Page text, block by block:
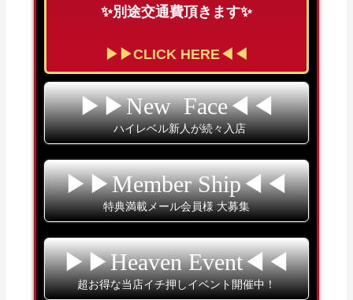
✨別途交通費頂きます✨
▶▶CLICK HERE◀◀
▶▶New Face◀◀
ハイレベル新人が続々入店
▶▶Member Ship◀◀
特典満載メール会員様 大募集
▶▶Heaven Event◀◀
超お得な当店イチ押しイベント開催中！